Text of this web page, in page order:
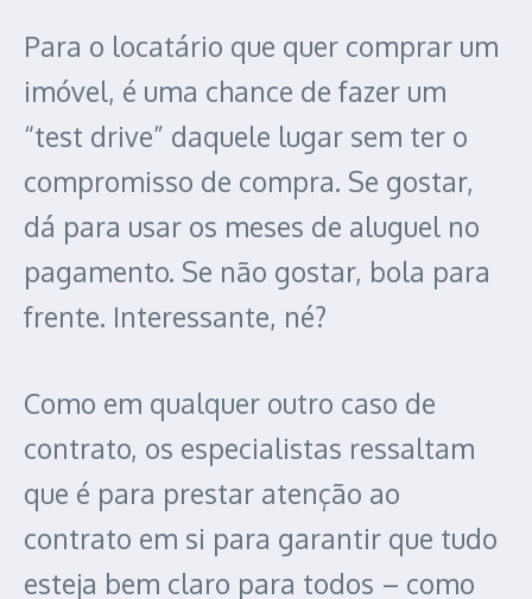
Para o locatário que quer comprar um
imóvel, é uma chance de fazer um
“test drive” daquele lugar sem ter o
compromisso de compra. Se gostar,
dá para usar os meses de aluguel no
pagamento. Se não gostar, bola para
frente. Interessante, né?
Como em qualquer outro caso de
contrato, os especialistas ressaltam
que é para prestar atenção ao
contrato em si para garantir que tudo
esteja bem claro para todos – como